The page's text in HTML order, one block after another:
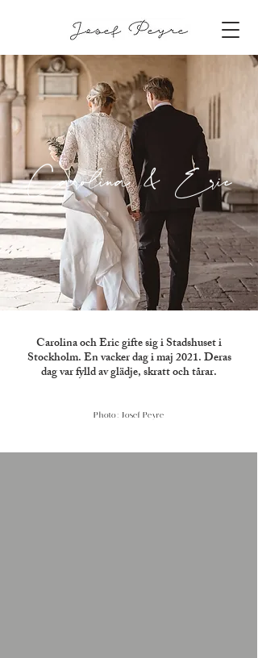
Carolina & Eric
Carolina och Eric gifte sig i Stadshuset i
Stockholm. En vacker dag i maj 2021. Deras
dag var fylld av glädje, skratt och tårar.
Photo: Josef Peyre